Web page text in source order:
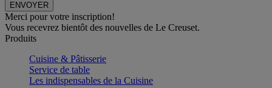
Merci pour votre inscription!
Vous recevrez bientôt des nouvelles de Le Creuset.
Produits
Cuisine & Pâtisserie
Service de table
Les indispensables de la Cuisine